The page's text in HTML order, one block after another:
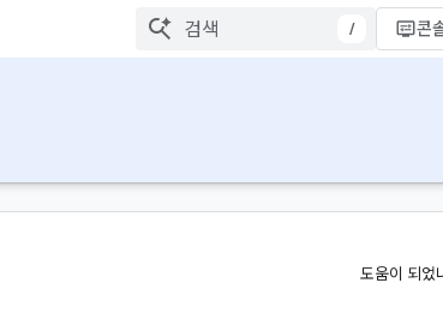
/ 콘
도움이 되었